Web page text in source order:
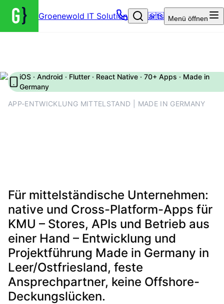
Groenewold IT Solutions – Startseite
🇬🇧 Menü öffnen
iOS · Android · Flutter · React Native · 70+ Apps · Made in
Germany
APP-ENTWICKLUNG MITTELSTAND | MADE IN GERMANY
Für mittelständische Unternehmen:
native und Cross-Platform-Apps für
KMU – Stores, APIs und Betrieb aus
einer Hand – Entwicklung und
Projektführung Made in Germany in
Leer/Ostfriesland, feste
Ansprechpartner, keine Offshore-
Deckungslücken.